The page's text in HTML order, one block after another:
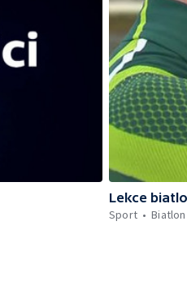
Lekce
Sport
Biatlon